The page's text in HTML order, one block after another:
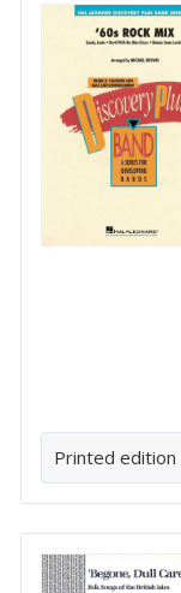
Printed edition